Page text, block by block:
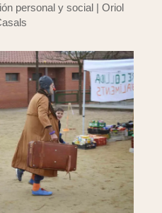
personal y social | Oriol